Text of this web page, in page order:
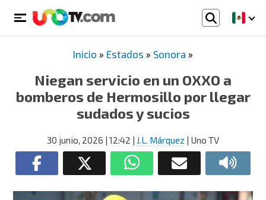
Inicio » Estados » Sonora »
Niegan servicio en un OXXO a
bomberos de Hermosillo por llegar
sudados y sucios
30 junio, 2026 | 12:42 | J.L. Márquez | Uno TV